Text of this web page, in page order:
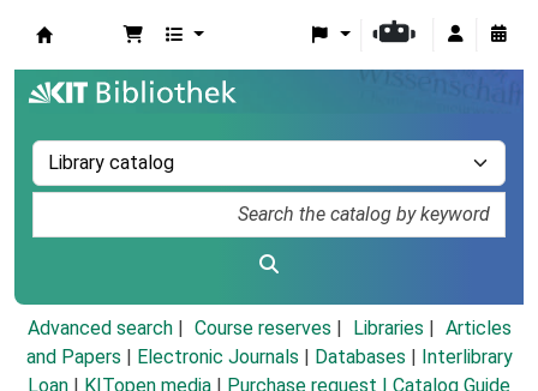
Advanced search Course reserves Libraries
Articles
and Papers
Electronic Journals Databases
Interlibrary
Loan
KITopen media Purchase request | Catalog Guide